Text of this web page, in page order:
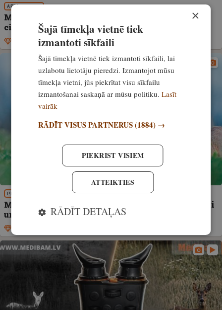
APRĪKOJUMS
Medīblietas. Vai medniekam pietiek ar vienu
cirvīti?
Ekskluzīvi 7. jūlijs, 2026
PIEREDZE
Medniekstāsti no arhīva. Jūlija vilinājums – buki
un mežacūkas
×
Šajā tīmekļa vietnē tiek
izmantoti sīkfaili
Šajā tīmekļa vietnē tiek izmantoti sīkfaili, lai
uzlabotu lietotāju pieredzi. Izmantojot mūsu
tīmekļa vietni, jūs piekrītat visu sīkfailu
izmantošanai saskaņā ar mūsu politiku.Lasīt
vairāk
RĀDĪT VISUS PARTNERUS(1884) →
PIEKRIST VISIEM
ATTEIKTIES
RĀDĪT DETAĻAS